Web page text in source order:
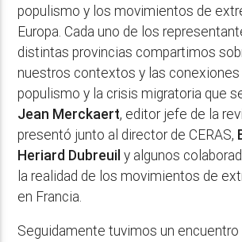
populismo y los movimientos de
Europa. Cada uno de los
distintas provincias compartimos
nuestros contextos y las
populismo y la crisis migratoria que
Jean Merckaert, editor jefe de la
presentó junto al director de CERAS,
Heriard Dubreuil y algunos
la realidad de los movimientos de
en Francia.
Seguidamente tuvimos un encuentro